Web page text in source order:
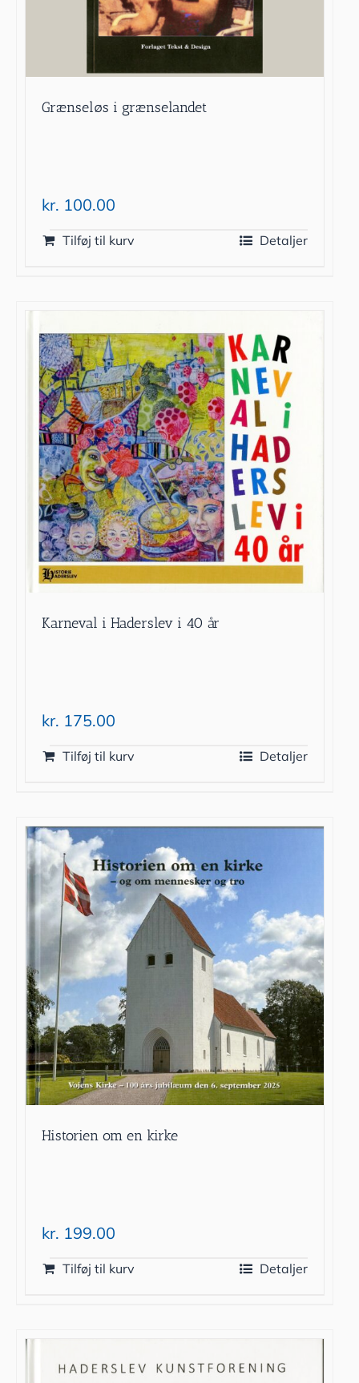
Grænseløs i grænselandet
kr. 100.00
Tilføj til kurv Detaljer
Karneval i Haderslev i 40 år
kr. 175.00
Tilføj til kurv Detaljer
Historien om en kirke
kr. 199.00
Tilføj til kurv Detaljer